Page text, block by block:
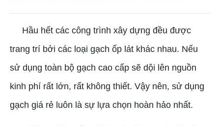
Hầu hết các công trình xây dựng đều được
trang trí bởi các loại gạch ốp lát khác nhau. Nếu
sử dụng toàn bộ gạch cao cấp sẽ dội lên nguồn
kinh phí rất lớn, rất không thiết. Vậy nên, sử dụng
gạch giá rẻ luôn là sự lựa chọn hoàn hảo nhất.